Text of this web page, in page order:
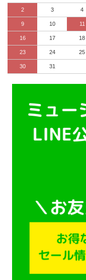
2 3 4
9 10 11
16 17 18
23 24 25
30 31